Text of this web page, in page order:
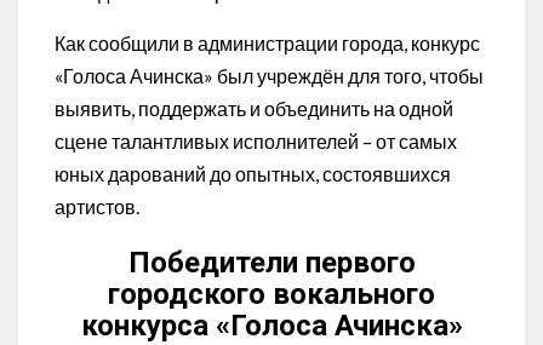
Как сообщили в администрации города, конкурс
«Голоса Ачинска» был учреждён для того, чтобы
выявить, поддержать и объединить на одной
сцене талантливых исполнителей – от самых
юных дарований до опытных, состоявшихся
артистов.
Победители первого
городского вокального
конкурса «Голоса Ачинска»